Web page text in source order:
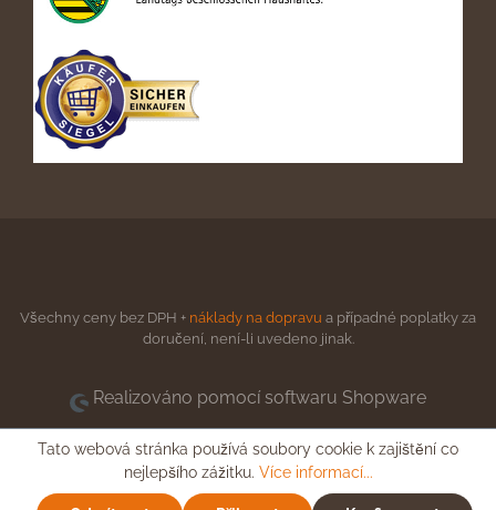
Všechny ceny bez DPH + náklady na dopravu a případné poplatky za
doručení, není-li uvedeno jinak.
Realizováno pomocí softwaru Shopware
Tato webová stránka používá soubory cookie k zajištění co
nejlepšího zážitku. Více informací...